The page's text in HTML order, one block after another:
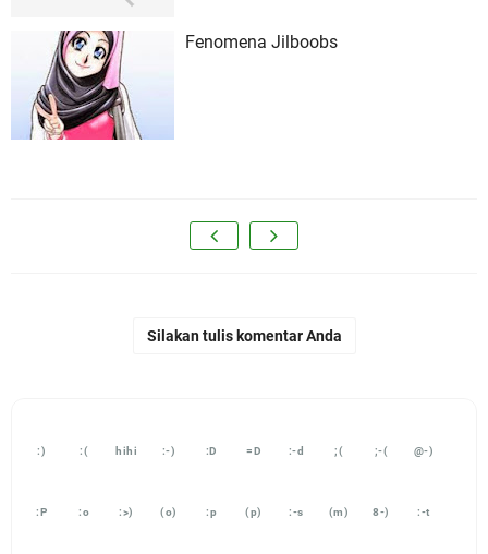
Fenomena Jilboobs
Silakan tulis komentar Anda
:) :( hihi :-) :D =D :-d ;( ;-( @-)
:P :o :>) (o) :p (p) :-s (m) 8-) :-t